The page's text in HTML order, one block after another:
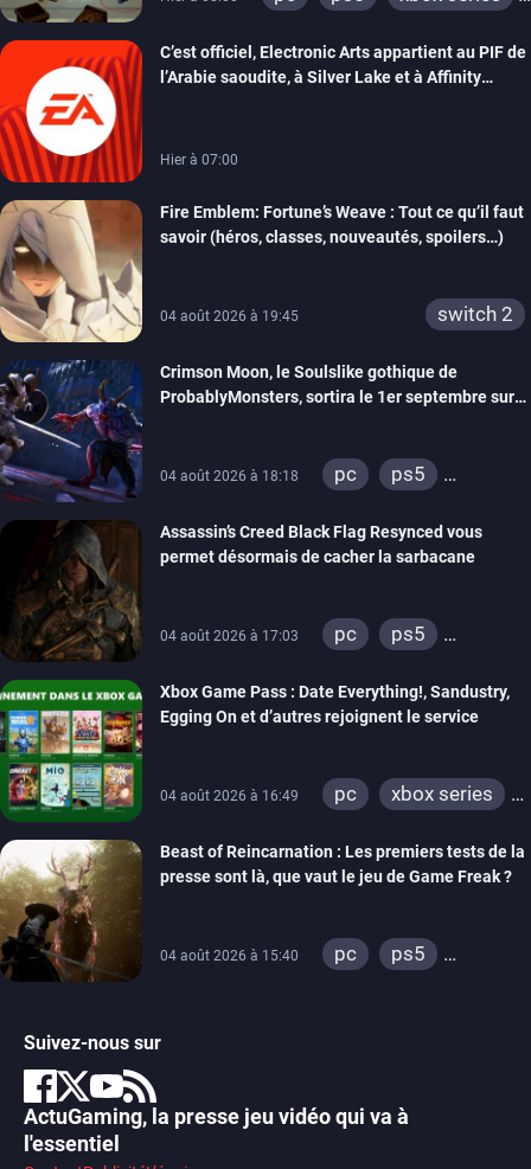
C’est officiel, Electronic Arts appartient au PIF de
l’Arabie saoudite, à Silver Lake et à Affinity
Hier à 07:00
Fire Emblem: Fortune’s Weave : Tout ce qu’il faut
savoir (héros, classes, nouveautés, spoilers…)
04 août 2026 à 19:45 switch 2
Crimson Moon, le Soulslike gothique de
ProbablyMonsters, sortira le 1er septembre sur
04 août 2026 à 18:18 pc
ps5
Assassin’s Creed Black Flag Resynced vous
permet désormais de cacher la sarbacane
04 août 2026 à 17:03 pc
ps5
Xbox Game Pass : Date Everything!, Sandustry,
Egging On et d’autres rejoignent le service
04 août 2026 à 16:49 pc
xbox series
Beast of Reincarnation : Les premiers tests de la
presse sont là, que vaut le jeu de Game Freak ?
04 août 2026 à 15:40 pc
ps5
Suivez-nous sur
ActuGaming, la presse jeu vidéo qui va à
l'essentiel